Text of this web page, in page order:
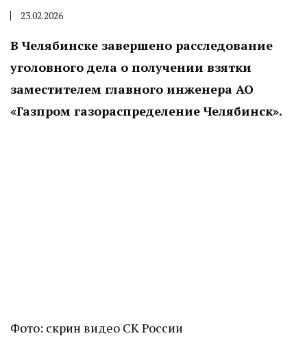
23.02.2026
В Челябинске завершено расследование
уголовного дела о получении взятки
заместителем главного инженера АО
«Газпром газораспределение Челябинск».
Фото: скрин видео СК России